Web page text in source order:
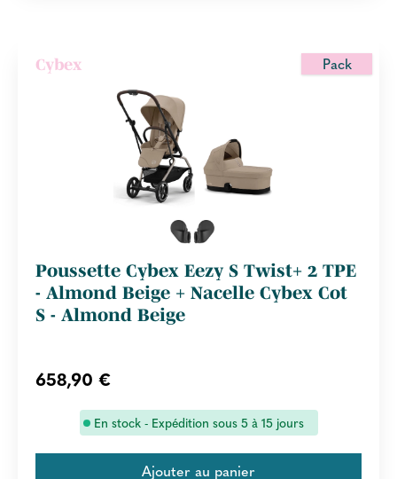
Pack
Cybex
Poussette Cybex Eezy S Twist+ 2 TPE
- Almond Beige + Nacelle Cybex Cot
S - Almond Beige
658,90 €
En stock - Expédition sous 5 à 15 jours